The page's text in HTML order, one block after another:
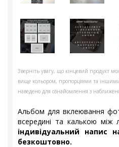
Зверніть увагу, що кінцевий продукт
вище кольором, пропорціями та
наведено для ознайомлення з
Альбом для вклеювання
всередині та калькою між
індивідуальний напис
безкоштовно.